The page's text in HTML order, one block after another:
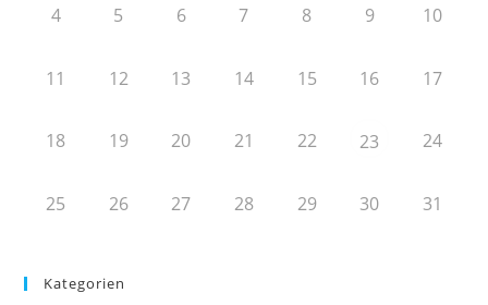
4 5 6 7 8 9 10
11 12 13 14 15 16 17
18 19 20 21 22 23 24
25 26 27 28 29 30 31
Kategorien